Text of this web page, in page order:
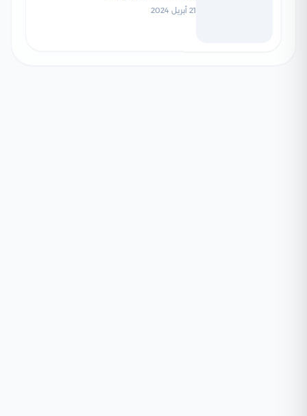
كيان)
21 أبريل 2024